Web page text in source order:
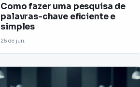
Como fazer uma pesquisa de
palavras-chave eficiente e
simples
26 de jun.